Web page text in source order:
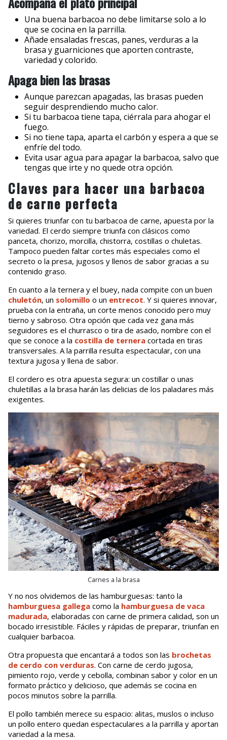
Una buena barbacoa no debe limitarse solo a lo
que se cocina en la parrilla.
Añade ensaladas frescas, panes, verduras a la
brasa y guarniciones que aporten contraste,
variedad y colorido.
Apaga bien las brasas
Aunque parezcan apagadas, las brasas pueden
seguir desprendiendo mucho calor.
Si tu barbacoa tiene tapa, ciérrala para ahogar el
fuego.
Si no tiene tapa, aparta el carbón y espera a que se
enfríe del todo.
Evita usar agua para apagar la barbacoa, salvo que
tengas que irte y no quede otra opción.
Claves para hacer una barbacoa
de carne perfecta
Si quieres triunfar con tu barbacoa de carne, apuesta por la
variedad. El cerdo siempre triunfa con clásicos como
panceta, chorizo, morcilla, chistorra, costillas o chuletas.
Tampoco pueden faltar cortes más especiales como el
secreto o la presa, jugosos y llenos de sabor gracias a su
contenido graso.
En cuanto a la ternera y el buey, nada compite con un buen
chuletón, un solomillo o un entrecot. Y si quieres innovar,
prueba con la entraña, un corte menos conocido pero muy
tierno y sabroso. Otra opción que cada vez gana más
seguidores es el churrasco o tira de asado, nombre con el
que se conoce a la costilla de ternera cortada en tiras
transversales. A la parrilla resulta espectacular, con una
textura jugosa y llena de sabor.
El cordero es otra apuesta segura: un costillar o unas
chuletillas a la brasa harán las delicias de los paladares más
exigentes.
Carnes a la brasa
Y no nos olvidemos de las hamburguesas: tanto la
hamburguesa gallega como la hamburguesa de vaca
madurada, elaboradas con carne de primera calidad, son un
bocado irresistible. Fáciles y rápidas de preparar, triunfan en
cualquier barbacoa.
Otra propuesta que encantará a todos son las brochetas
de cerdo con verduras. Con carne de cerdo jugosa,
pimiento rojo, verde y cebolla, combinan sabor y color en un
formato práctico y delicioso, que además se cocina en
pocos minutos sobre la parrilla.
El pollo también merece su espacio: alitas, muslos o incluso
un pollo entero quedan espectaculares a la parrilla y aportan
variedad a la mesa.